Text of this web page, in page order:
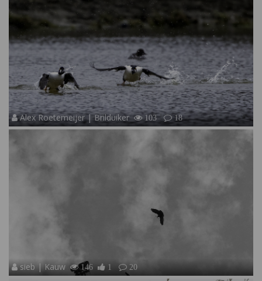
Alex Roetemeijer | Brilduiker 103 18
sieb | Kauw 146 1 20